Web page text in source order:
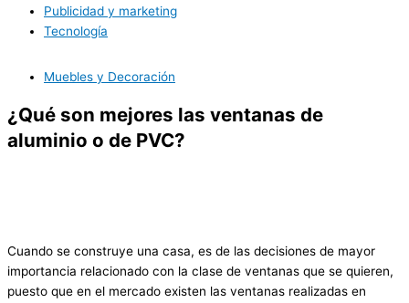
Publicidad y marketing
Tecnología
Muebles y Decoración
¿Qué son mejores las ventanas de
aluminio o de PVC?
Cuando se construye una casa, es de las decisiones de mayor
importancia relacionado con la clase de ventanas que se quieren,
puesto que en el mercado existen las ventanas realizadas en